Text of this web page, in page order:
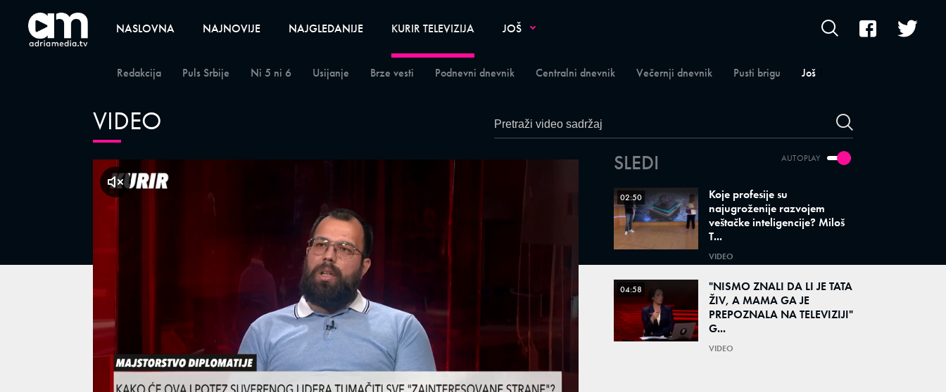
NASLOVNA NAJNOVIJE NAJGLEDANIJE KURIR TELEVIZIJA
Redakcija Puls Srbije Ni 5 ni 6 Usijanje Brze vesti Podnevni dnevnik Centralni dnevnik Večernji dnevnik Pusti brigu Još
JOŠ
VIDEO
klikni za zvuk
AUTOPLAY
SLEDI
02:50
Koje profesije su
najugroženije razvojem
veštačke inteligencije? Miloš
T...
VIDEO
04:58
"NISMO ZNALI DA LI JE TATA
ŽIV, A MAMA GA JE
PREPOZNALA NA TELEVIZIJI"
G...
VIDEO